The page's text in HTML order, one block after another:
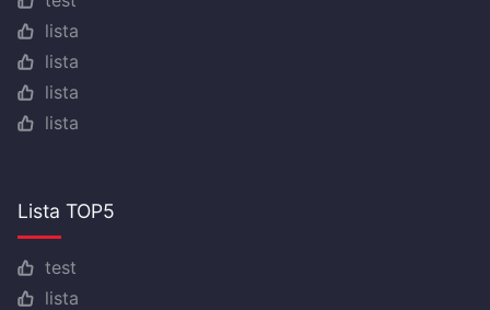
lista
lista
lista
lista
Lista TOP5
test
lista